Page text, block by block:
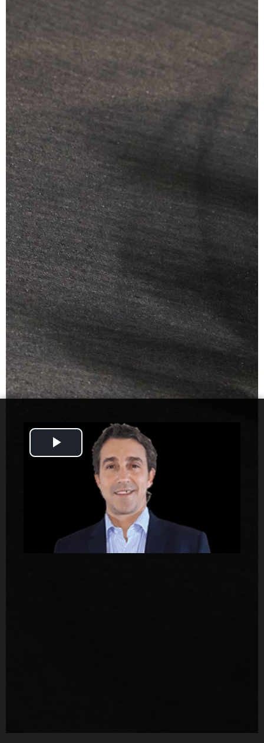
Play
Video